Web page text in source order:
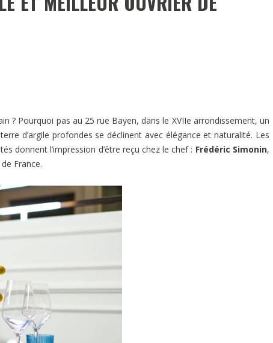
? Pourquoi pas au 25 rue Bayen, dans le XVIIe arrondissement, un
d’argile profondes se déclinent avec élégance et naturalité. Les
donnent l’impression d’être reçu chez le chef : Frédéric Simonin,
France.